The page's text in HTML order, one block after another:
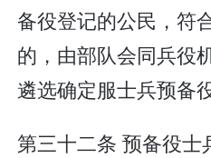
备役登记的公民，符
的，由部队会同兵役
遴选确定服士兵预备役
第三十二条 预备役士